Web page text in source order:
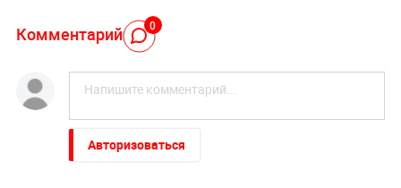
Комментарий 0
Авторизоваться